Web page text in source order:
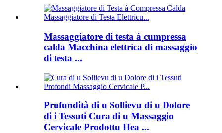
Massaggiatore di testa à cumpressa
calda Macchina elettrica di massaggio
di testa ...
Prufundità di u Sollievu di u Dolore
di i Tessuti Cura di u Massaggio
Cervicale Prodottu Hea ...